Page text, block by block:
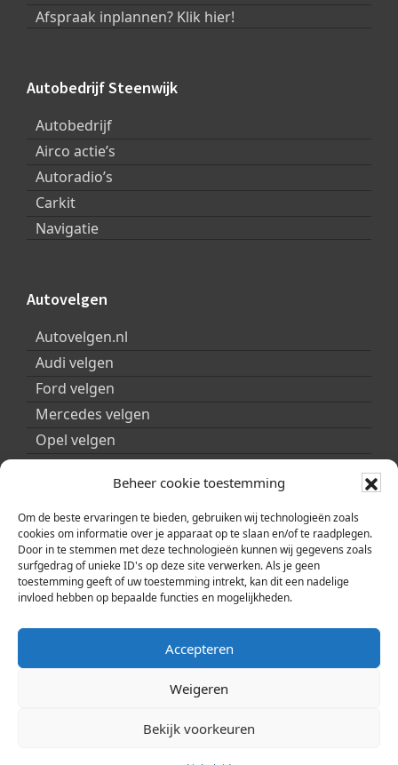
Beheer cookie toestemming
Om de beste ervaringen te bieden, gebruiken wij technologieën zoals
cookies om informatie over je apparaat op te slaan en/of te raadplegen.
Door in te stemmen met deze technologieën kunnen wij gegevens zoals
surfgedrag of unieke ID's op deze site verwerken. Als je geen
toestemming geeft of uw toestemming intrekt, kan dit een nadelige
invloed hebben op bepaalde functies en mogelijkheden.
Accepteren
Weigeren
Bekijk voorkeuren
Afspraak inplannen? Klik hier!
Autobedrijf Steenwijk
Autobedrijf
Airco actie’s
Autoradio’s
Carkit
Navigatie
Autovelgen
Autovelgen.nl
Audi velgen
Ford velgen
Mercedes velgen
Opel velgen
Peugeot velgen
Porsche velgen
Seat velgen
Skoda velgen
Smart velgen
Volkswagen velgen
© 2026 | Copyright ARA Automobility Center |